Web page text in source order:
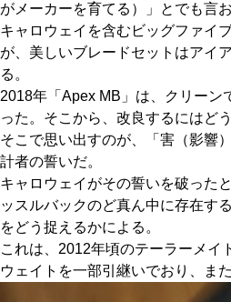
がメーカーを育てる）」とでも言お
キャロウェイを含むビッグファイ
が、美しいブレードセットはアイ
る。
2018年「Apex MB」は、クリーン
った。そこから、改良するにはど
そこで思い出すのが、「害（影響
計者の誓いだ。
キャロウェイがその誓いを破った
ッスルバックのど真ん中に存在す
をどう捉えるかによる。
これは、2012年頃のテーラーメイ
ウェイトを一部引継いでおり、ま